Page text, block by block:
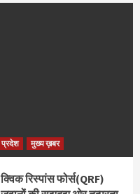
प्रदेश मुख्य ख़बर
क्विक रिस्पांस फोर्स(QRF)